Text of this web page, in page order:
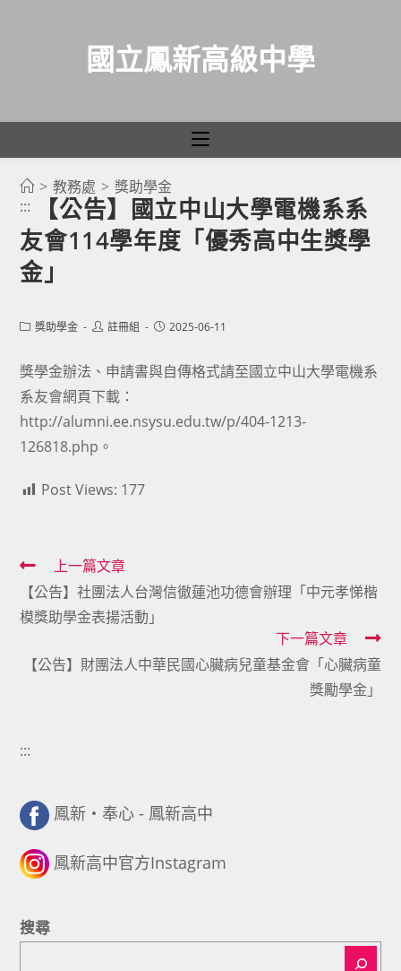
國立鳳新高級中學
> 教務處 > 獎助學金
:::
【公告】國立中山大學電機系系
友會114學年度「優秀高中生獎學
金」
Post獎助學金
Post註冊組
Post2025-06-11
獎學金辦法、申請書與自傳格式請至國立中山大學電機系
系友會網頁下載：
http://alumni.ee.nsysu.edu.tw/p/404-1213-
126818.php。
Post Views: 177
Read
more
articles
上一篇文章
【公告】社團法人台灣信徹蓮池功德會辦理「中元孝悌楷
模獎助學金表揚活動」
下一篇文章
【公告】財團法人中華民國心臟病兒童基金會「心臟病童
獎勵學金」
:::
鳳新・奉心 - 鳳新高中
鳳新高中官方Instagram
搜尋